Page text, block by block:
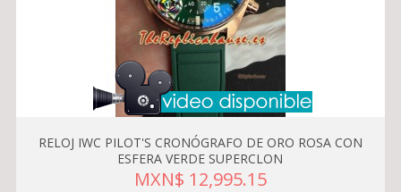
RELOJ IWC PILOT'S CRONÓGRAFO DE ORO ROSA CON
ESFERA VERDE SUPERCLON
MXN$ 12,995.15